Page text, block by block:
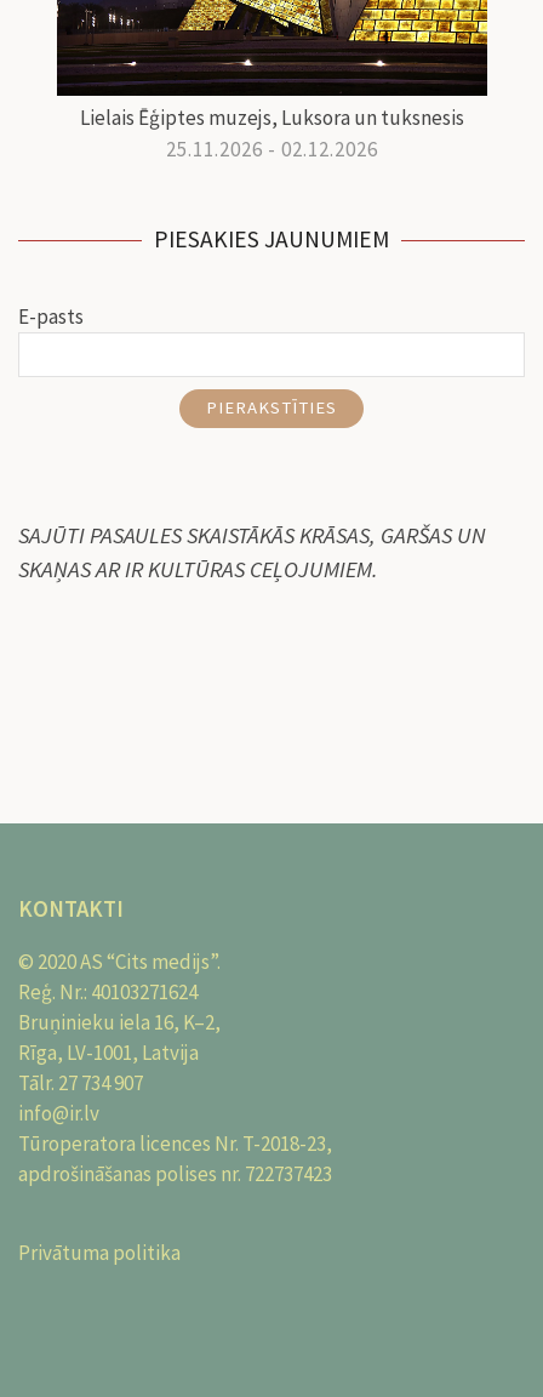
Lielais Ēģiptes muzejs, Luksora un tuksnesis
25.11.2026 - 02.12.2026
PIESAKIES JAUNUMIEM
E-pasts
PIERAKSTĪTIES
SAJŪTI PASAULES SKAISTĀKĀS KRĀSAS, GARŠAS UN
SKAŅAS AR IR KULTŪRAS CEĻOJUMIEM.
KONTAKTI
© 2020 AS “Cits medijs”.
Reģ. Nr.: 40103271624
Bruņinieku iela 16, K–2,
Rīga, LV-1001, Latvija
Tālr. 27 734 907
info@ir.lv
Tūroperatora licences Nr. T-2018-23,
apdrošināšanas polises nr. 722737423
Privātuma politika